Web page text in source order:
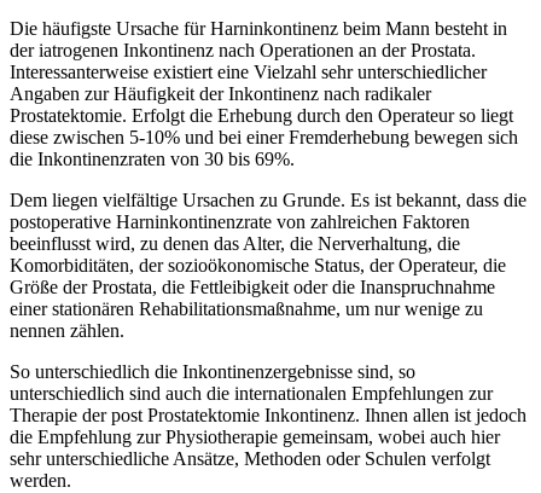
Die häufigste Ursache für Harninkontinenz beim Mann besteht in
der iatrogenen Inkontinenz nach Operationen an der Prostata.
Interessanterweise existiert eine Vielzahl sehr unterschiedlicher
Angaben zur Häufigkeit der Inkontinenz nach radikaler
Prostatektomie. Erfolgt die Erhebung durch den Operateur so liegt
diese zwischen 5-10% und bei einer Fremderhebung bewegen sich
die Inkontinenzraten von 30 bis 69%.
Dem liegen vielfältige Ursachen zu Grunde. Es ist bekannt, dass die
postoperative Harninkontinenzrate von zahlreichen Faktoren
beeinflusst wird, zu denen das Alter, die Nerverhaltung, die
Komorbiditäten, der sozioökonomische Status, der Operateur, die
Größe der Prostata, die Fettleibigkeit oder die Inanspruchnahme
einer stationären Rehabilitationsmaßnahme, um nur wenige zu
nennen zählen.
So unterschiedlich die Inkontinenzergebnisse sind, so
unterschiedlich sind auch die internationalen Empfehlungen zur
Therapie der post Prostatektomie Inkontinenz. Ihnen allen ist jedoch
die Empfehlung zur Physiotherapie gemeinsam, wobei auch hier
sehr unterschiedliche Ansätze, Methoden oder Schulen verfolgt
werden.